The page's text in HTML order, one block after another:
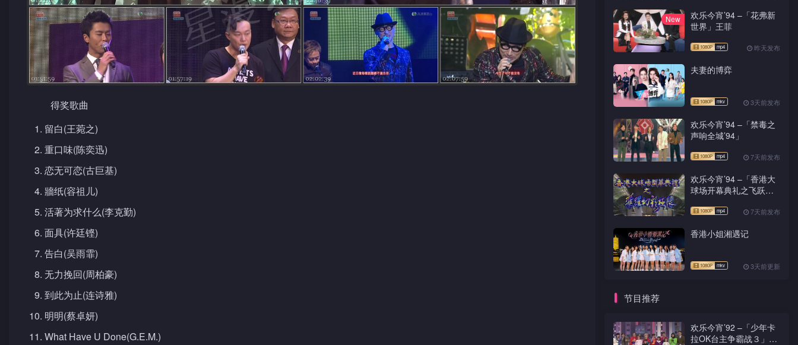
得奖歌曲
留白(王菀之)
重口味(陈奕迅)
恋无可恋(古巨基)
牆纸(容祖儿)
活著为求什么(李克勤)
面具(许廷铿)
告白(吴雨霏)
无力挽回(周柏豪)
到此为止(连诗雅)
明明(蔡卓妍)
What Have U Done(G.E.M.)
New
欢乐今宵’94 –「花弗新
世界」王菲
昨天发布
夫妻的博弈
3天前发布
欢乐今宵’94 –「禁毒之
声响全城’94」
7天前发布
欢乐今宵’94 –「香港大
球场开幕典礼之飞跃幻
7天前发布
香港小姐湘遇记
3天前更新
节目推荐
欢乐今宵’92 –「少年卡
拉OK台主争霸战３」